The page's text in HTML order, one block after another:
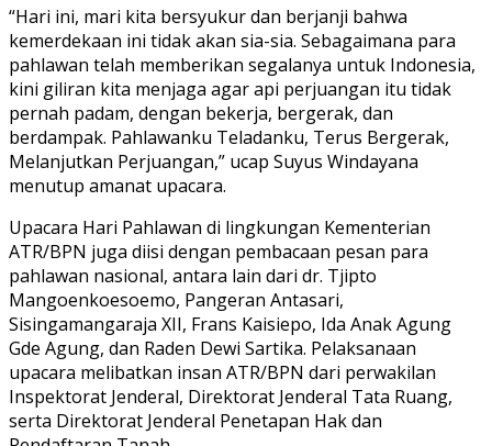
“Hari ini, mari kita bersyukur dan berjanji bahwa
kemerdekaan ini tidak akan sia-sia. Sebagaimana para
pahlawan telah memberikan segalanya untuk Indonesia,
kini giliran kita menjaga agar api perjuangan itu tidak
pernah padam, dengan bekerja, bergerak, dan
berdampak. Pahlawanku Teladanku, Terus Bergerak,
Melanjutkan Perjuangan,” ucap Suyus Windayana
menutup amanat upacara.
Upacara Hari Pahlawan di lingkungan Kementerian
ATR/BPN juga diisi dengan pembacaan pesan para
pahlawan nasional, antara lain dari dr. Tjipto
Mangoenkoesoemo, Pangeran Antasari,
Sisingamangaraja XII, Frans Kaisiepo, Ida Anak Agung
Gde Agung, dan Raden Dewi Sartika. Pelaksanaan
upacara melibatkan insan ATR/BPN dari perwakilan
Inspektorat Jenderal, Direktorat Jenderal Tata Ruang,
serta Direktorat Jenderal Penetapan Hak dan